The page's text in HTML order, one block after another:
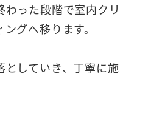
った段階で室内クリ
グへ移ります。
としていき、丁寧に施